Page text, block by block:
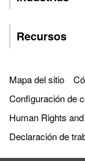
Recursos
Mapa del sitio
Configuración de
Human Rights
Declaración de